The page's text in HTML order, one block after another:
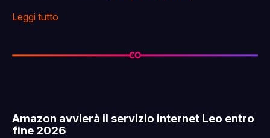
Leggi tutto
Amazon avvierà il servizio internet Leo entro
fine 2026